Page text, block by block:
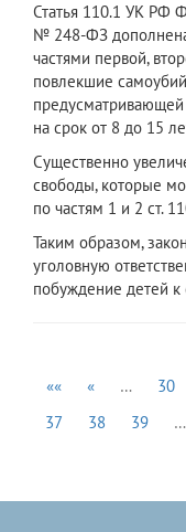
Статья 110.1 УК РФ
№ 248-ФЗ
частями первой,
повлекшие
на срок от 8 до 15
Существенно
свободы, которые
по частям 1 и 2 ст.
Таким образом,
уголовную
побуждение детей
«« « … 30
37
38 39 …